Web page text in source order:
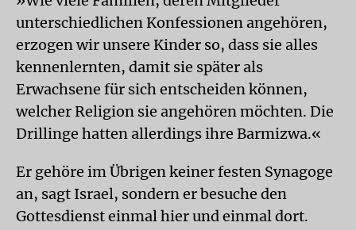
unterschiedlichen Konfessionen angehören,
erzogen wir unsere Kinder so, dass sie alles
kennenlernten, damit sie später als
Erwachsene für sich entscheiden können,
welcher Religion sie angehören möchten. Die
Drillinge hatten allerdings ihre Barmizwa.«
Er gehöre im Übrigen keiner festen Sy­nagoge
an, sagt Israel, sondern er besuche den
Gottesdienst einmal hier und einmal dort.